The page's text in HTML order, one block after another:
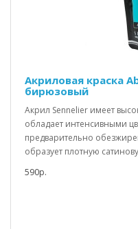
Акриловая краска
бирюзовый
Акрил Sennelier имеет
обладает интенсивными
предварительно
образует плотную
590р.